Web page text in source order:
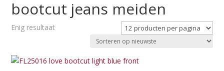
bootcut jeans meiden
Enig resultaat